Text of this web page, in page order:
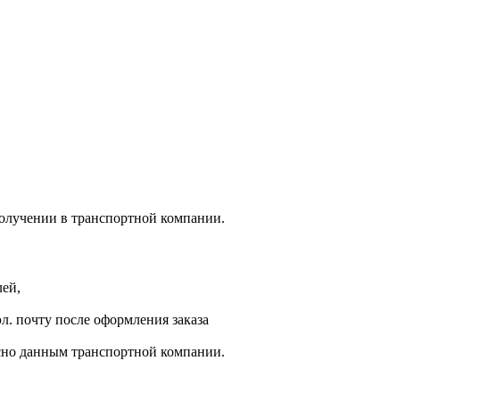
в транспортной компании.
почту после оформления заказа
данным транспортной компании.